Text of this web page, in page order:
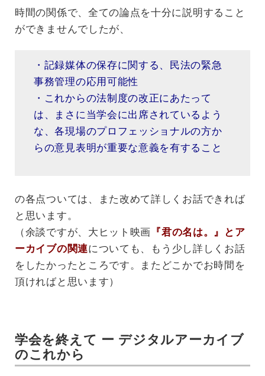
時間の関係で、全ての論点を十分に説明すること
ができませんでしたが、
・記録媒体の保存に関する、民法の緊急
事務管理の応用可能性
・これからの法制度の改正にあたって
は、まさに当学会に出席されているよう
な、各現場のプロフェッショナルの方か
らの意見表明が重要な意義を有すること
の各点ついては、また改めて詳しくお話できれば
と思います。
（余談ですが、大ヒット映画 『君の名は。』とア
ーカイブの関連についても、もう少し詳しくお話
をしたかったところです。またどこかでお時間を
頂ければと思います）
学会を終えて ー デジタルアーカイブ
のこれから